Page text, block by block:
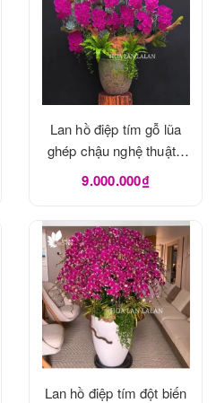
Lan hồ điệp tím gỗ lũa
ghép chậu nghệ thuật -
LHD1190
9.000.000₫
Lan hồ điệp tím đột biến